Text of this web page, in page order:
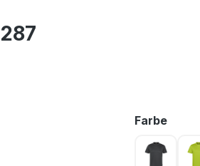
Farbe